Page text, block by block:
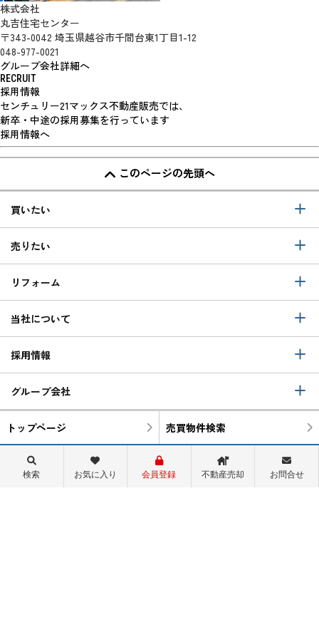
株式会社
丸吉住宅センター
〒343-0042 埼玉県越谷市千間台東1丁目1-12
048-977-0021
グループ会社詳細へ
RECRUIT
採用情報
センチュリー21マックス不動産販売では、
新卒・中途の採用募集を行っています
採用情報へ
このページの先頭へ
買いたい
売りたい
リフォーム
当社について
採用情報
グループ会社
トップページ 売買物件検索
町名から検索 学区から検索
検索 お気に入り 会員登録 不動産売却 お問合せ